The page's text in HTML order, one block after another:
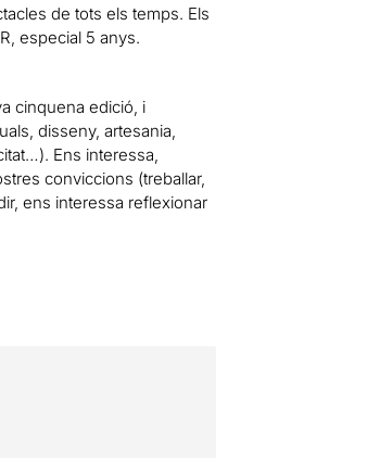
de tots els temps. Els
especial 5 anys.
cinquena edició, i
disseny, artesania,
Ens interessa,
conviccions (treballar,
ens interessa reflexionar